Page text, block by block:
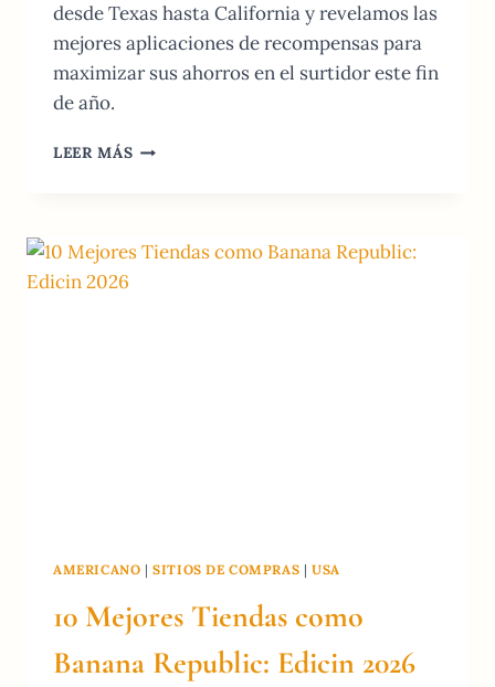
desde Texas hasta California y revelamos las
mejores aplicaciones de recompensas para
maximizar sus ahorros en el surtidor este fin
de año.
LEER MÁS PRECIO
EE.
AMERICANO |SITIOS DE COMPRAS |USA
10 Mejores Tiendas como
Banana Republic: Edicin 2026